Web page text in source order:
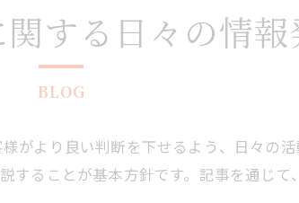
する日々の情報
BLOG
がより良い判断を下せるよう、日々の
することが基本方針です。記事を通じ